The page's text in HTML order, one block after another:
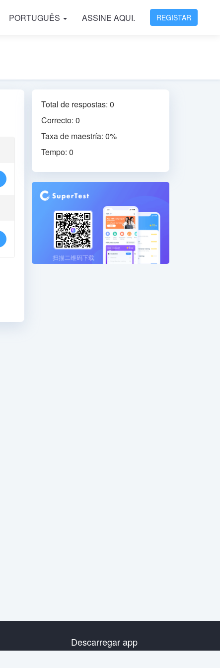
PORTUGUÊS ASSINE AQUI. REGISTAR
Total de respostas: 0
Correcto: 0
Taxa de maestría: 0%
Tempo: 0
扫描二维码下载
Descarregar app